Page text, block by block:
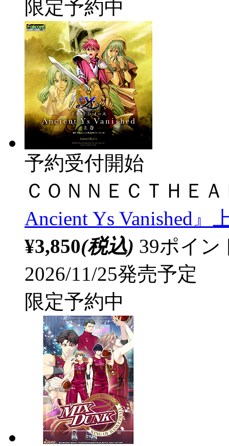
限定予約中
予約受付開始
ＣＯＮＮＥＣＴＨＥ
Ancient Ys Vanished』
¥3,850(税込) 39ポイ
2026/11/25発売予定
限定予約中